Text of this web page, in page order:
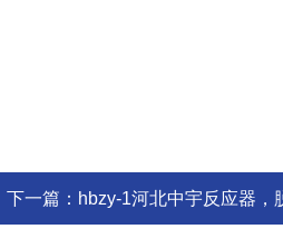
下一篇： hbzy-1河北中宇反应器，